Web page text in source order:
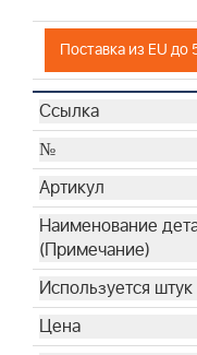
Поставка из EU до